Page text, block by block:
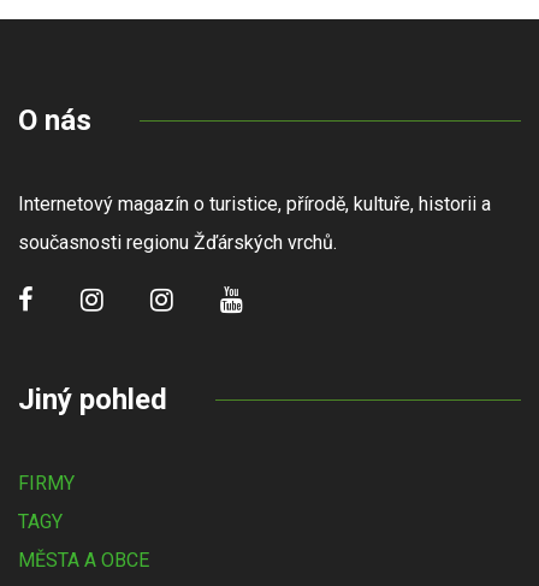
O nás
Internetový magazín o turistice, přírodě, kultuře, historii a
současnosti regionu Žďárských vrchů.
Jiný pohled
FIRMY
TAGY
MĚSTA A OBCE